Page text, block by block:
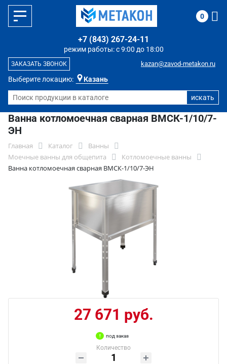
Выберите локацию: Казань
режим работы: с 9:00 до 18:00
+7 (843) 267-24-11
kazan@zavod-metakon.ru
ЗАКАЗАТЬ ЗВОНОК
0
Ванна котломоечная сварная ВМСК-1/10/7-
ЭН
Главная Каталог
Ванны
Моечные ванны для общепита
Котломоечные ванны
Ванна котломоечная сварная ВМСК-1/10/7-ЭН
27 671 руб.
под заказ
Количество